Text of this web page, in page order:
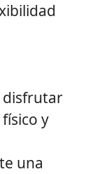
disfrutar
y
una